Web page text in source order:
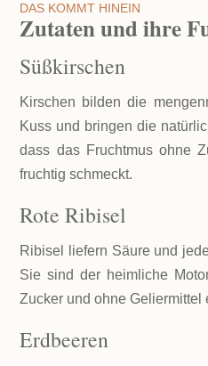
DAS KOMMT HINEIN
Zutaten und ihre
Süßkirschen
Kirschen bilden die
Kuss und bringen die
dass das Fruchtmus ohne
fruchtig schmeckt.
Rote Ribisel
Ribisel liefern Säure und
Sie sind der heimliche
Zucker und ohne Geliermittel
Erdbeeren